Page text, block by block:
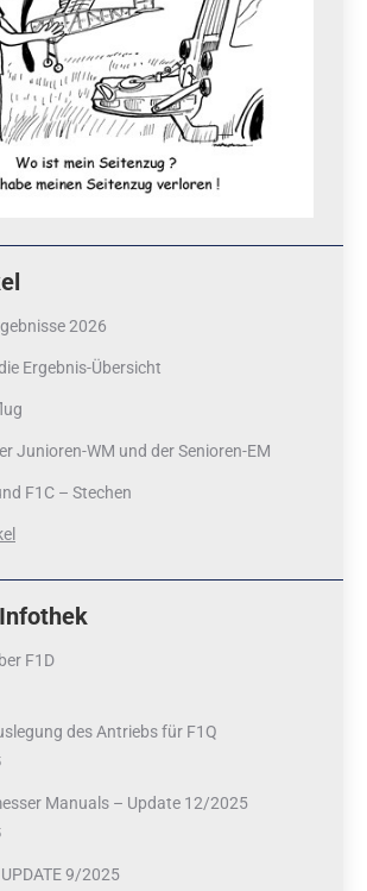
2026
Ergebnis-Übersicht
Junioren-WM und der Senioren-EM
F1C – Stechen
F1D
des Antriebs für F1Q
Manuals – Update 12/2025
9/2025